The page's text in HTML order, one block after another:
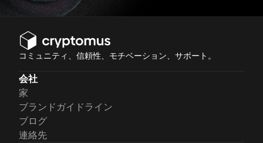
コミュニティ、信頼性、モチベーション、サポート。
会社
家
ブランドガイドライン
ブログ
連絡先